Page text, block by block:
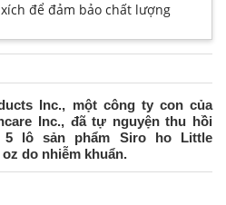
để đảm bảo chất lượng
Inc., một công ty con của
Inc., đã tự nguyện thu hồi
lô sản phẩm Siro ho Little
do nhiễm khuẩn.